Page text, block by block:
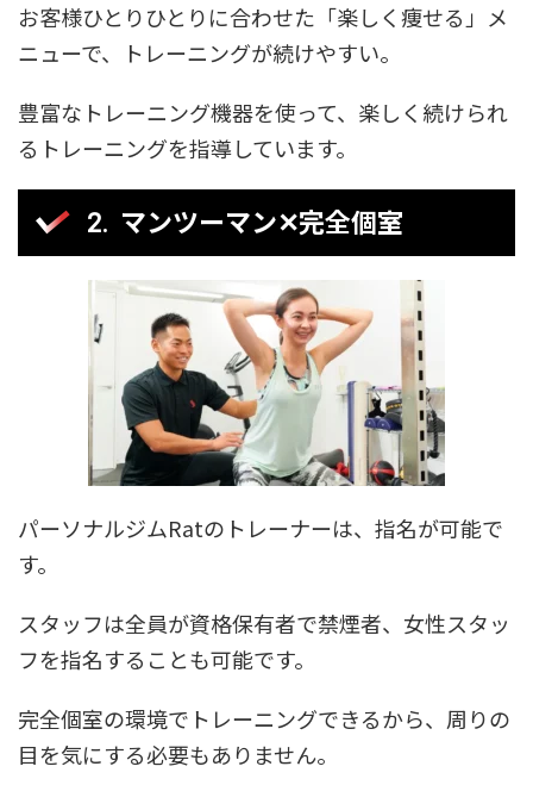
お客様ひとりひとりに合わせた「楽しく痩せる」メ
ニューで、トレーニングが続けやすい。
豊富なトレーニング機器を使って、楽しく続けられ
るトレーニングを指導しています。
マンツーマン✕完全個室
パーソナルジムRatのトレーナーは、指名が可能で
す。
スタッフは全員が資格保有者で禁煙者、女性スタッ
フを指名することも可能です。
完全個室の環境でトレーニングできるから、周りの
目を気にする必要もありません。